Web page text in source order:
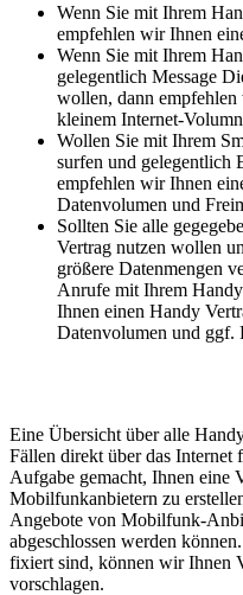
Wenn Sie mit Ihrem
empfehlen wir Ihnen
Wenn Sie mit Ihrem
gelegentlich Message
wollen, dann
kleinem Internet-
Wollen Sie mit Ihrem
surfen und gelegentlich
empfehlen wir Ihnen
Datenvolumen und
Sollten Sie alle
Vertrag nutzen wollen
größere Datenmengen
Anrufe mit Ihrem
Ihnen einen Handy
Datenvolumen und ggf.
Eine Übersicht über alle
Fällen direkt über das Internet
Aufgabe gemacht, Ihnen eine
Mobilfunkanbietern zu
Angebote von Mobilfunk-
abgeschlossen werden
fixiert sind, können wir Ihnen
vorschlagen.